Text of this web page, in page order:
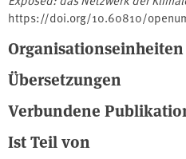
https://doi.org/10.60810/
Organisationseinheiten
Übersetzungen
Verbundene
Ist Teil von